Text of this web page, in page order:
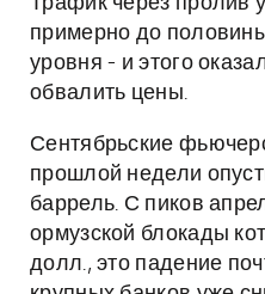
примерно до
уровня - и этого
обвалить цены.
Сентябрьские
прошлой недели
баррель. С пиков
ормузской блокады
долл., это падение